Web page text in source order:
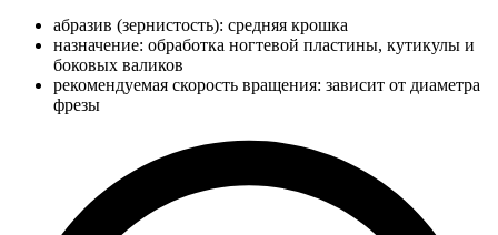
абразив (зернистость): средняя крошка
назначение: обработка ногтевой пластины, кутикулы и
боковых валиков
рекомендуемая скорость вращения: зависит от диаметра
фрезы